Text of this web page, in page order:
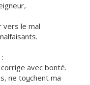
vers le mal
ige avec bonté.
ne touchent ma